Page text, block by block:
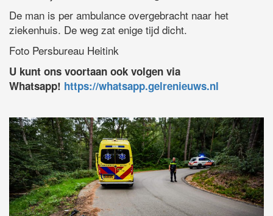
De man is per ambulance overgebracht naar het
ziekenhuis. De weg zat enige tijd dicht.
Foto Persbureau Heitink
U kunt ons voortaan ook volgen via
Whatsapp! https://whatsapp.gelrenieuws.nl